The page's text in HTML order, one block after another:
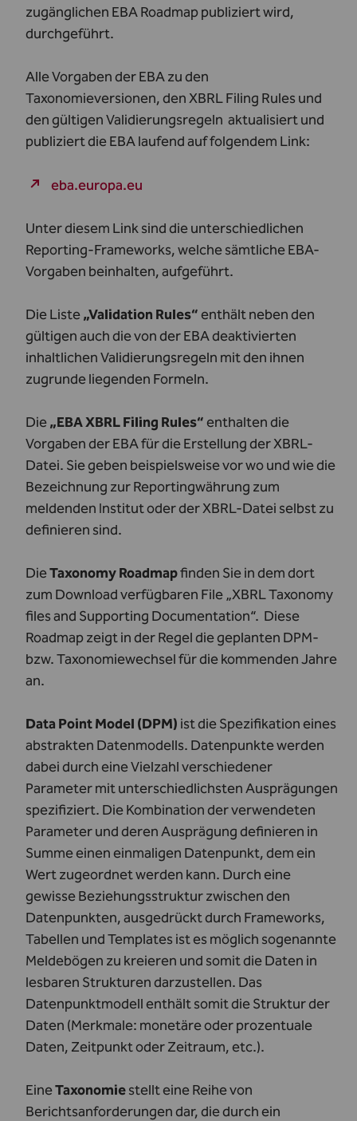
zugänglichen EBA Roadmap publiziert wird,
durchgeführt.
Alle Vorgaben der EBA zu den
Taxonomieversionen, den XBRL Filing Rules und
den gültigen Validierungsregeln aktualisiert und
publiziert die EBA laufend auf folgendem Link:
eba.europa.eu
Unter diesem Link sind die unterschiedlichen
Reporting-Frameworks, welche sämtliche EBA-
Vorgaben beinhalten, aufgeführt.
Die Liste„Validation Rules“enthält neben den
gültigen auch die von der EBA deaktivierten
inhaltlichen Validierungsregeln mit den ihnen
zugrunde liegenden Formeln.
Die„EBA XBRL Filing Rules“enthalten die
Vorgaben der EBA für die Erstellung der XBRL-
Datei. Sie geben beispielsweise vor wo und wie die
Bezeichnung zur Reportingwährung zum
meldenden Institut oder der XBRL-Datei selbst zu
definieren sind.
DieTaxonomy Roadmapfinden Sie in dem dort
zum Download verfügbaren File „XBRL Taxonomy
files and Supporting Documentation“. Diese
Roadmap zeigt in der Regel die geplanten DPM-
bzw. Taxonomiewechsel für die kommenden Jahre
an.
Data Point Model (DPM) ist die Spezifikation eines
abstrakten Datenmodells. Datenpunkte werden
dabei durch eine Vielzahl verschiedener
Parameter mit unterschiedlichsten Ausprägungen
spezifiziert. Die Kombination der verwendeten
Parameter und deren Ausprägung definieren in
Summe einen einmaligen Datenpunkt, dem ein
Wert zugeordnet werden kann. Durch eine
gewisse Beziehungsstruktur zwischen den
Datenpunkten, ausgedrückt durch Frameworks,
Tabellen und Templates ist es möglich sogenannte
Meldebögen zu kreieren und somit die Daten in
lesbaren Strukturen darzustellen. Das
Datenpunktmodell enthält somit die Struktur der
Daten (Merkmale: monetäre oder prozentuale
Daten, Zeitpunkt oder Zeitraum, etc.).
EineTaxonomiestellt eine Reihe von
Berichtsanforderungen dar, die durch ein